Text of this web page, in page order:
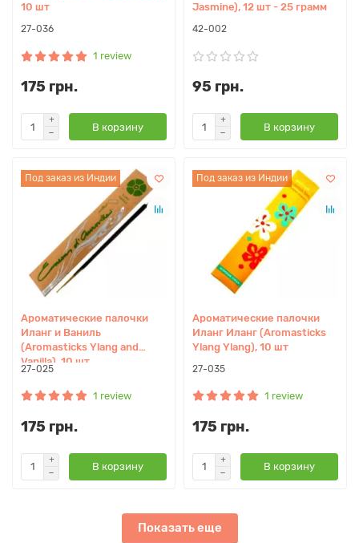
10 шт
27-036
1 review
175 грн.
В корзину
Jasmine), 12 шт - 25 грамм
42-002
95 грн.
В корзину
Под заказ из Индии
Ароматические палочки
Иланг и Ваниль
(Aromasticks Ylang and
Vanilla), 10 шт
27-025
1 review
175 грн.
В корзину
Под заказ из Индии
Ароматические палочки
Иланг Иланг (Aromasticks
Ylang Ylang), 10 шт
27-035
1 review
175 грн.
В корзину
Показать еще